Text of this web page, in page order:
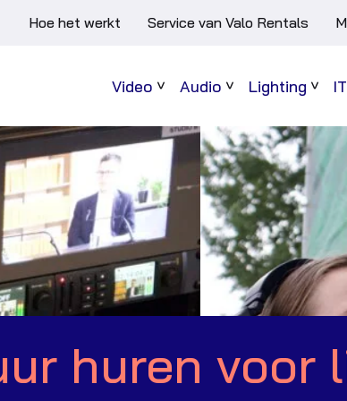
Hoe het werkt Service van Valo Rentals
Video
Sub
Audio
Sub
Lighting
Sub
huren voor